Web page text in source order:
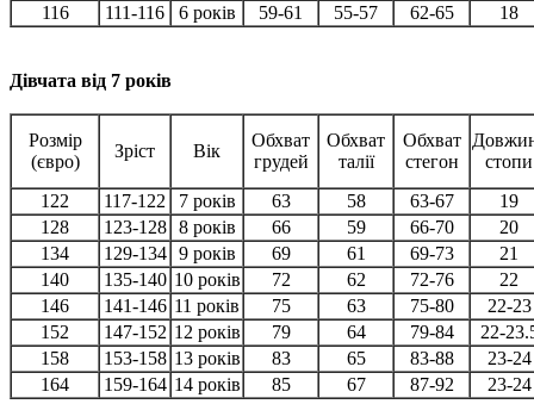
116
111-116 6 років 59-61 55-57 62-65 18
Дівчата від 7 років
Розмір
(євро)
Зріст Вік
Обхват
грудей
Обхват
талії
Обхват
стегон
стопи
122
117-122 7 років 63 58 63-67
19
128
123-128 8 років 66 59 66-70
20
134
129-134 9 років 69 61 69-73
21
140
135-140 10 років 72 62 72-76
22
146
141-146 11 років 75 63 75-80
22-23
152
147-152 12 років 79 64 79-84
22-
158
153-158 13 років 83 65 83-88
23-24
164
159-164 14 років 85 67 87-92 23-24